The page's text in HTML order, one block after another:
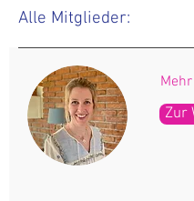
Zur
Alle Mitglieder: